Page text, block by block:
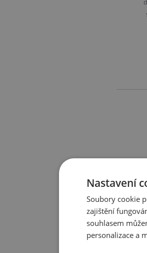
Mutant Madness
svých specifických
EXTRIFIT ARGININ AKG
Pumpa, prokrvení, tvorba
Věnujte opravdu
Nastavení
Soubory cookie
zajištění
souhlasem
personalizace a